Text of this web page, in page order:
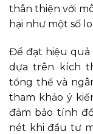
thân thiện với
hại như một số
Để đạt hiệu quả
dựa trên kích
tổng thể và
tham khảo ý
đảm bảo tính
nét khi đầu tư